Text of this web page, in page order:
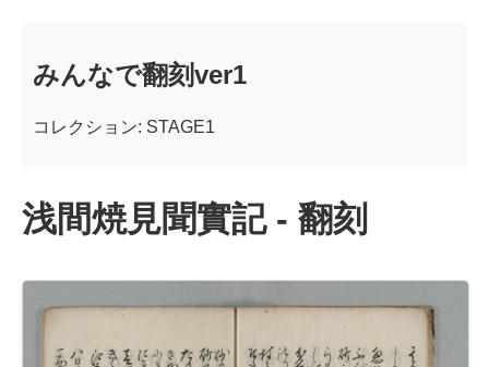
みんなで翻刻ver1
コレクション: STAGE1
浅間焼見聞實記 - 翻刻